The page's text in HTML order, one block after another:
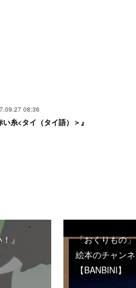
08:36
い糸<タイ（タイ語）＞』
』
「おくりもの
絵本のチャン
【BANBINI】